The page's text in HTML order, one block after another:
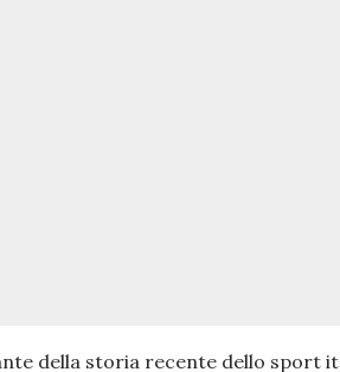
della storia recente dello sport